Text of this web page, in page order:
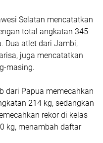
Selatan mencatatkan
total angkatan 345
Dua atlet dari Jambi,
juga mencatatkan
masing.
dari Papua memecahkan
214 kg, sedangkan
rekor di kelas
kg, menambah daftar